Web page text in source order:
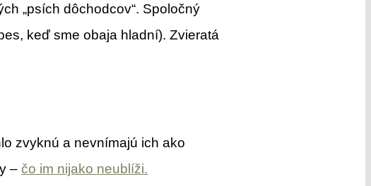
„psích dôchodcov“. Spoločný
keď sme obaja hladní). Zvieratá
zvyknú a nevnímajú ich ako
–čo im nijako neublíži.